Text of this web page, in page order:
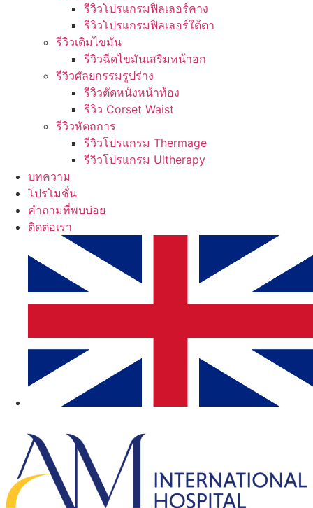
รีวิวโปรแกรมฟิลเลอร์คาง
รีวิวโปรแกรมฟิลเลอร์ใต้ตา
รีวิวเติมไขมัน
รีวิวฉีดไขมันเสริมหน้าอก
รีวิวศัลยกรรมรูปร่าง
รีวิวตัดหนังหน้าท้อง
รีวิว Corset Waist
รีวิวหัตถการ
รีวิวโปรแกรม Thermage
รีวิวโปรแกรม Ultherapy
บทความ
โปรโมชั่น
คำถามที่พบบ่อย
ติดต่อเรา